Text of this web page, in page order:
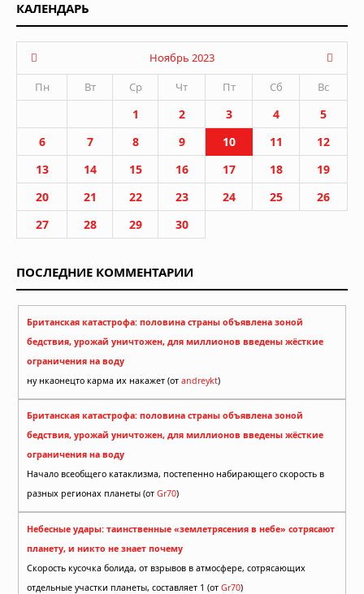
КАЛЕНДАРЬ
Ноябрь 2023
Пн
Вт Ср Чт Пт Сб Вс
1 2 3 4
5
6
7 8 9 10 11
12
13
14 15 16 17 18
19
20
21 22 23 24 25
26
27
28 29 30
ПОСЛЕДНИЕ КОММЕНТАРИИ
Британская катастрофа: половина страны объявлена зоной
бедствия, урожай уничтожен, для миллионов введены жёсткие
ограничения на воду
ну нкаонецто карма их накажет (от andreykt)
Британская катастрофа: половина страны объявлена зоной
бедствия, урожай уничтожен, для миллионов введены жёсткие
ограничения на воду
Начало всеобщего катаклизма, постепенно набирающего скорость в
разных регионах планеты (от Gr70)
Небесные удары: таинственные «землетрясения в небе» сотрясают
планету, и никто не знает почему
Скорость кусочка болида, от взрывов в атмосфере, сотрясающих
отдельные участки планеты, составляет 1 (от Gr70)